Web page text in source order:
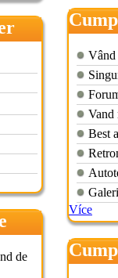
de
Vând
Vand
Best
Více